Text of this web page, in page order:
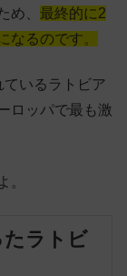
め、 最終的に2
なるのです。
ているラトビア
ロッパで最も激
。
たラトビ